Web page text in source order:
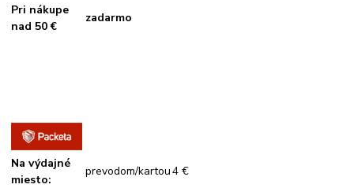
Pri nákupe
nad 50 €
zadarmo
Na výdajné
miesto:
prevodom/kartou4 €